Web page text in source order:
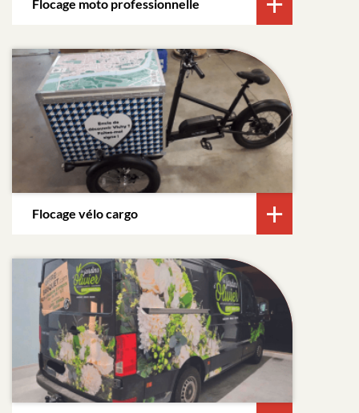
Flocage moto professionnelle
Flocage vélo cargo